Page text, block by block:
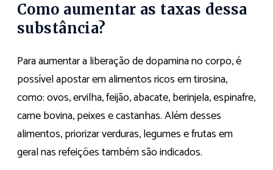
Como aumentar as taxas dessa
substância?
Para aumentar a liberação de dopamina no corpo, é
possível apostar em alimentos ricos em tirosina,
como: ovos, ervilha, feijão, abacate, berinjela, espinafre,
carne bovina, peixes e castanhas. Além desses
alimentos, priorizar verduras, legumes e frutas em
geral nas refeições também são indicados.